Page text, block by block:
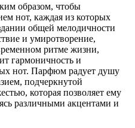
образом, чтобы
нот, каждая из которых
общей мелодичности
и умиротворение,
ритме жизни,
гармоничность и
нот. Парфюм радует душу
подчеркнутой
которая позволяет ему
различными акцентами и